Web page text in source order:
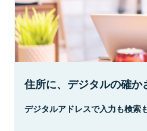
住所に、デジタルの確か
デジタルアドレスで入力も検索